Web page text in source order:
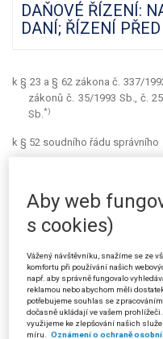
DAŇOVÉ ŘÍZENÍ:
DANÍ; ŘÍZENÍ
k § 23 a § 62 zákona č. 337/
zákonů č. 35/1993 Sb., č.
Sb.*)
k § 52 soudního řádu správního
o správě daní a poplatků) a
jeho osobě, které byly
výměru na penále tohoto
II. Pokud v řízení o žalobě
z údajů obsažených ve
právní stav, který tu byl v
správního orgánu, pak
ve smyslu § 52 s. ř. s.
Aby web
s cookies)
Vážený návštěvníku, snažíme se ze
komfortu při používání našich
např. aby správně fungovalo
reklamou nebo abychom měli
potřebujeme souhlas se
dočasně ukládají ve vašem
využijeme ke zlepšování našich
míru.
Oznámení o ochraně